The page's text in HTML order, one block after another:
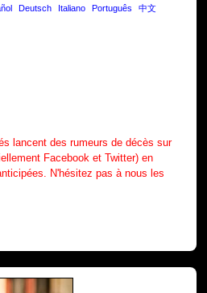
Deutsch Italiano Português 中文
lancent des rumeurs de décès sur
Facebook et Twitter) en
N'hésitez pas à nous les